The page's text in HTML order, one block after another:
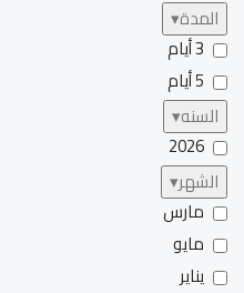
المدة▾
3 أيام
5 أيام
السنه▾
2026
الشهر▾
مارس
مايو
يناير